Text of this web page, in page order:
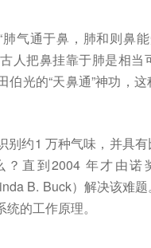
肺气通于鼻，肺和则鼻
人把鼻挂靠于肺是相当
光的“天鼻通”神功，
别约1 万种气味，并具
直到2004 年才由
B. Buck）解决该难
的工作原理。